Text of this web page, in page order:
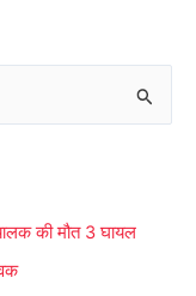
की मौत 3 घायल